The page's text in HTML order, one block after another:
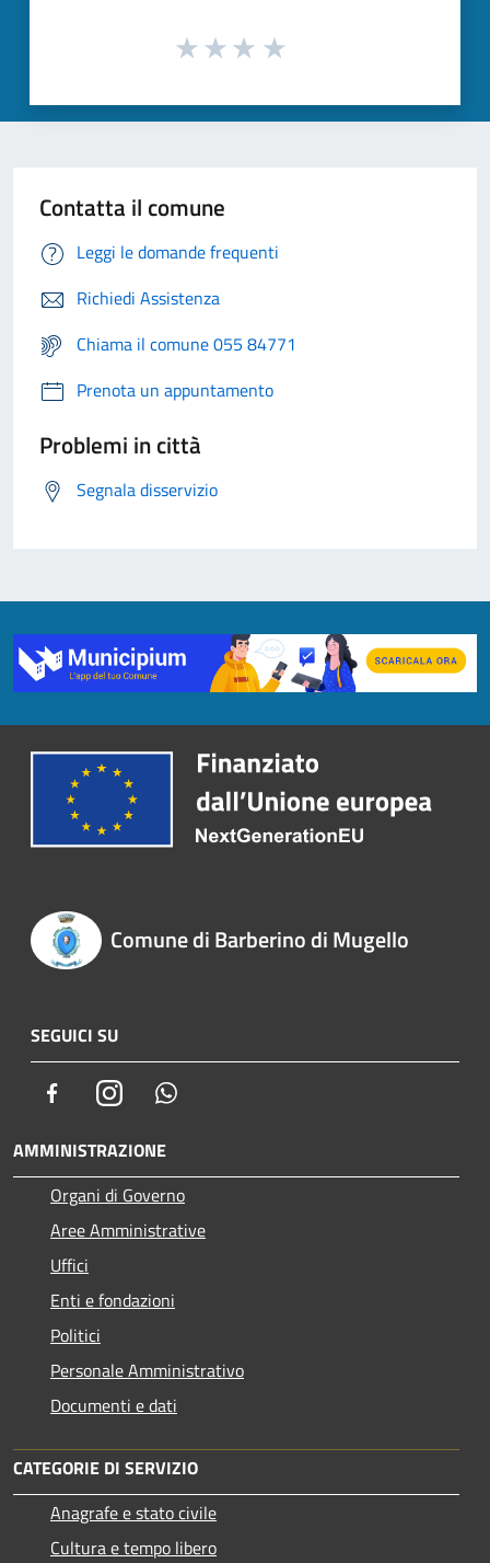
Contatta il comune
Leggi le domande frequenti
Richiedi Assistenza
Chiama il comune 055 84771
Prenota un appuntamento
Problemi in città
Segnala disservizio
Comune di Barberino di Mugello
SEGUICI SU
FacebookInstagram
AMMINISTRAZIONE
Organi di Governo
Aree Amministrative
Uffici
Enti e fondazioni
Politici
Personale Amministrativo
Documenti e dati
CATEGORIE DI SERVIZIO
Anagrafe e stato civile
Cultura e tempo libero